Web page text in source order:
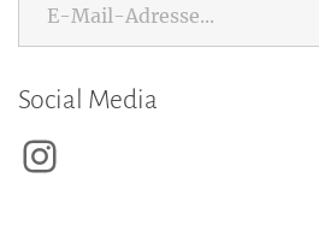
Social Media
Instagram